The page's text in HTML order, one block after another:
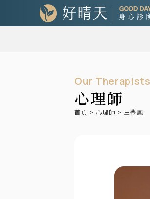
Our Therapists
心理師
首頁 > 心理師 > 王豊鳳